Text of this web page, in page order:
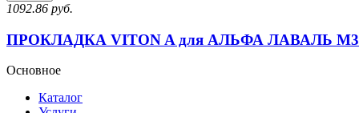
1092.86 руб.
ПРОКЛАДКА VITON A для АЛЬФА ЛАВАЛЬ M3
Основное
Каталог